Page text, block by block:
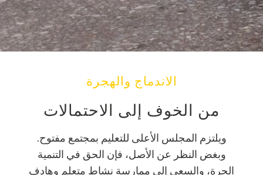
الاندماج والهجرة
من الخوف إلى الاحتمالات
ويلتزم المجلس الأعلى للتعليم بمجتمع مفتوح.
وبغض النظر عن الأصل، فإن الحق في التنمية
الحرة، والسعي إلى ممارسة نشاط متعلم وهادف